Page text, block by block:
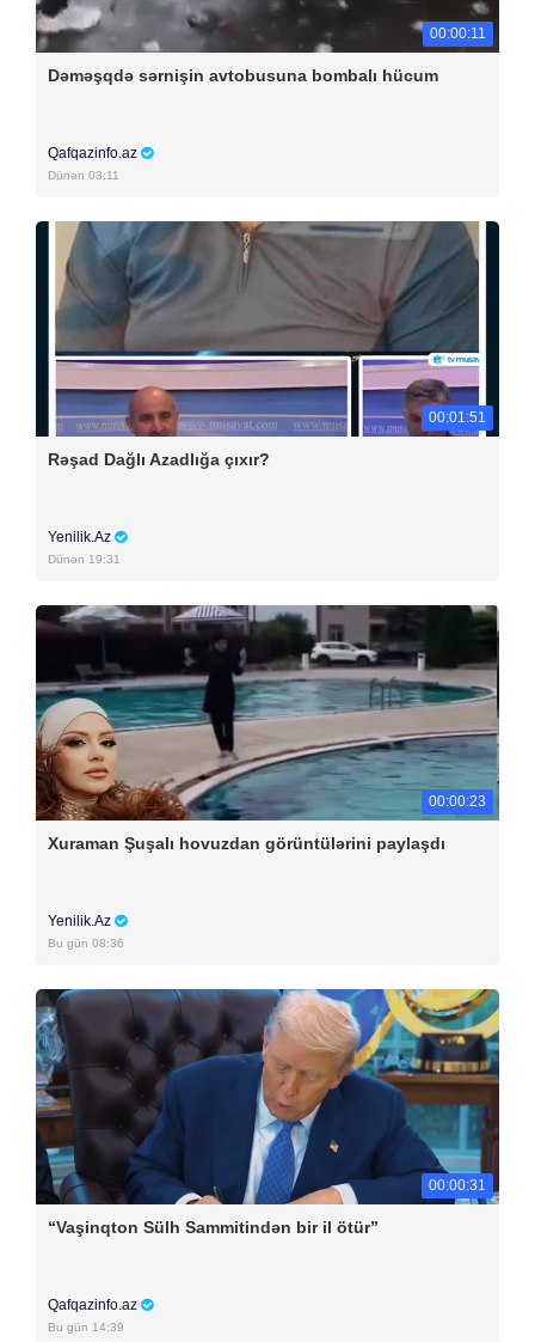
00:00:11
Dəməşqdə sərnişin avtobusuna bombalı hücum
Qafqazinfo.az
Dünən 03:11
00:01:51
Rəşad Dağlı Azadlığa çıxır?
Yenilik.Az
Dünən 19:31
00:00:23
Xuraman Şuşalı hovuzdan görüntülərini paylaşdı
Yenilik.Az
Bu gün 08:36
00:00:31
“Vaşinqton Sülh Sammitindən bir il ötür”
Qafqazinfo.az
Bu gün 14:39